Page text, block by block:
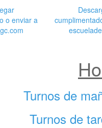
o enviar a
Turnos de
Turnos de